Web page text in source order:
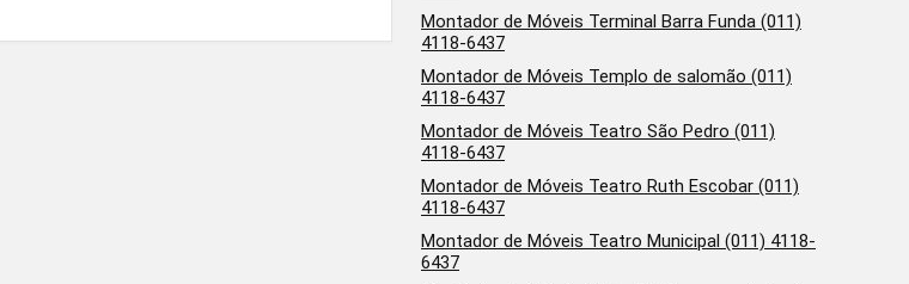
Montador de Móveis Terminal Barra Funda (011)
4118-6437
Montador de Móveis Templo de salomão (011)
4118-6437
Montador de Móveis Teatro São Pedro (011)
4118-6437
Montador de Móveis Teatro Ruth Escobar (011)
4118-6437
Montador de Móveis Teatro Municipal (011) 4118-
6437